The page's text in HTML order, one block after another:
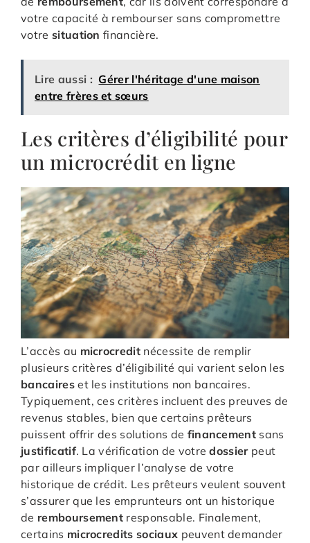
votre capacité à rembourser sans compromettre
votre situation financière.
Lire aussi : Gérer l'héritage d'une maison
entre frères et sœurs
Les critères d’éligibilité pour
un microcrédit en ligne
L’accès au microcredit nécessite de remplir
plusieurs critères d’éligibilité qui varient selon les
bancaireset les institutions non bancaires.
Typiquement, ces critères incluent des preuves de
revenus stables, bien que certains prêteurs
puissent offrir des solutions de financement sans
justificatif. La vérification de votredossierpeut
par ailleurs impliquer l’analyse de votre
historique de crédit. Les prêteurs veulent souvent
s’assurer que les emprunteurs ont un historique
de remboursement responsable. Finalement,
certains microcredits sociaux peuvent demander